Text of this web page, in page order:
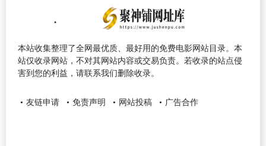
本站收集整理了全网最优质、最好用的免费电影网站目录。本
站仅收录网站，不对其网站内容或交易负责。若收录的站点侵
害到您的利益，请联系我们删除收录。
友链申请 免责声明 网站投稿 广告合作